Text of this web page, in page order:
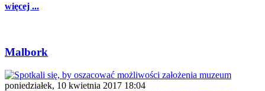
więcej ...
Malbork
poniedziałek, 10 kwietnia 2017 18:04